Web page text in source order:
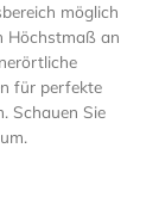
möglich
Höchstmaß an
für perfekte
Schauen Sie
um.